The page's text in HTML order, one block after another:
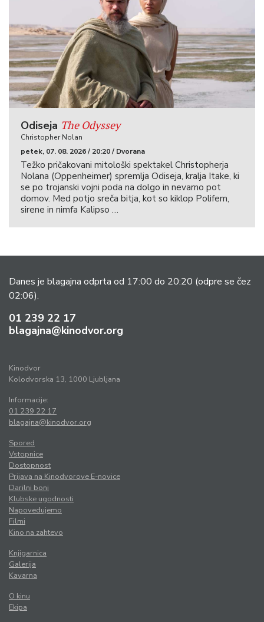
Odiseja The Odyssey
Christopher Nolan
petek, 07. 08. 2026 / 20:20 / Dvorana
Težko pričakovani mitološki spektakel Christopherja
Nolana (Oppenheimer) spremlja Odiseja, kralja Itake, ki
se po trojanski vojni poda na dolgo in nevarno pot
domov. Med potjo sreča bitja, kot so kiklop Polifem,
sirene in nimfa Kalipso …
Danes je blagajna odprta od 17:00 do 20:20 (odpre se čez
02:06).
01 239 22 17
blagajna@kinodvor.org
Kinodvor
Kolodvorska 13, 1000 Ljubljana
Informacije:
01 239 22 17
blagajna@kinodvor.org
Spored
Vstopnice
Dostopnost
Prijava na Kinodvorove E-novice
Darilni boni
Klubske ugodnosti
Napovedujemo
Filmi
Kino na zahtevo
Knjigarnica
Galerija
Kavarna
O kinu
Ekipa